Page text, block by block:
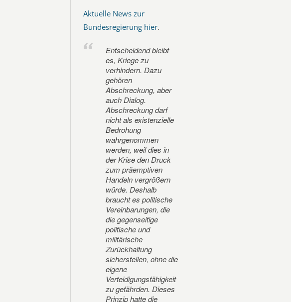
Aktuelle News zur
Bundesregierung hier.
Entscheidend bleibt
es, Kriege zu
verhindern. Dazu
gehören
Abschreckung, aber
auch Dialog.
Abschreckung darf
nicht als existenzielle
Bedrohung
wahrgenommen
werden, weil dies in
der Krise den Druck
zum präemptiven
Handeln vergrößern
würde. Deshalb
braucht es politische
Vereinbarungen, die
die gegenseitige
politische und
militärische
Zurückhaltung
sicherstellen, ohne die
eigene
Verteidigungsfähigkeit
zu gefährden. Dieses
Prinzip hatte die